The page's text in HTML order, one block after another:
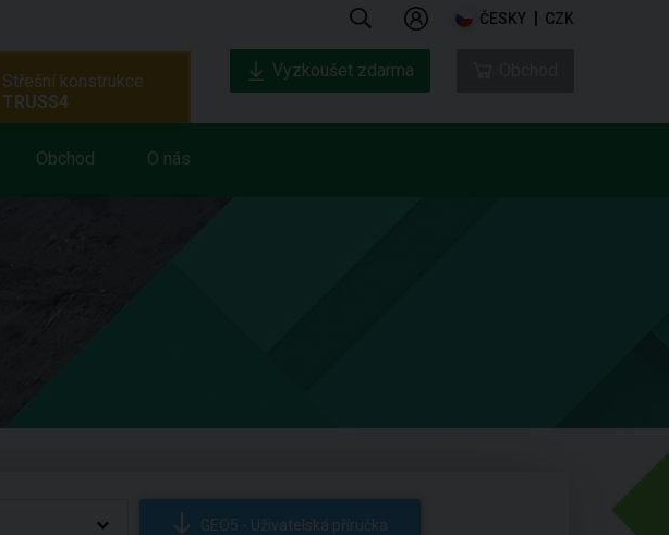
ČESKY CZK
Obchod O nás
Střešní konstrukce
TRUSS4
Vyzkoušet zdarma
GEO5 - Uživatelská příručka